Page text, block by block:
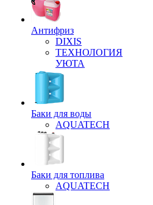
Антифриз
DIXIS
ТЕХНОЛОГИЯ
УЮТА
Баки для воды
AQUATECH
Баки для топлива
AQUATECH